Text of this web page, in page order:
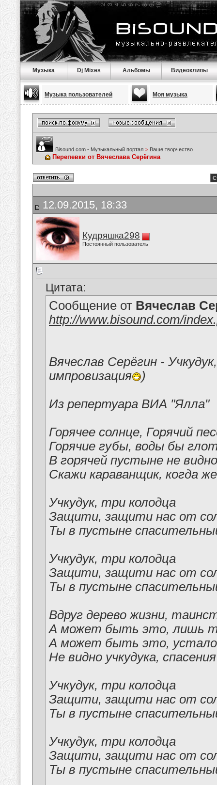
Музыка Dj Mixes Альбомы Видеоклипы
Музыка пользователей Моя музыка
Bisound.com - Музыкальный портал > Ваше творчество
Перепевки от Вячеслава Серёгина
12.09.2015, 18:33
Кудряшка298
Постоянный пользователь
Цитата:
Сообщение от Вячеслав
http://www.bisound.com/
Вячеслав Серёгин -
импровизация
)
Из репертуара ВИА "Ялла"
Горячее солнце, Горячий
Горячие губы, воды бы
В горячей пустыне не
Скажи караванщик, когда
Учкудук, три колодца
Защити, защити нас от
Ты в пустыне
Учкудук, три колодца
Защити, защити нас от
Ты в пустыне
Вдруг дерево жизни,
А может быть это, лишь
А может быть это,
Не видно учкудука,
Учкудук, три колодца
Защити, защити нас от
Ты в пустыне
Учкудук, три колодца
Защити, защити нас от
Ты в пустыне